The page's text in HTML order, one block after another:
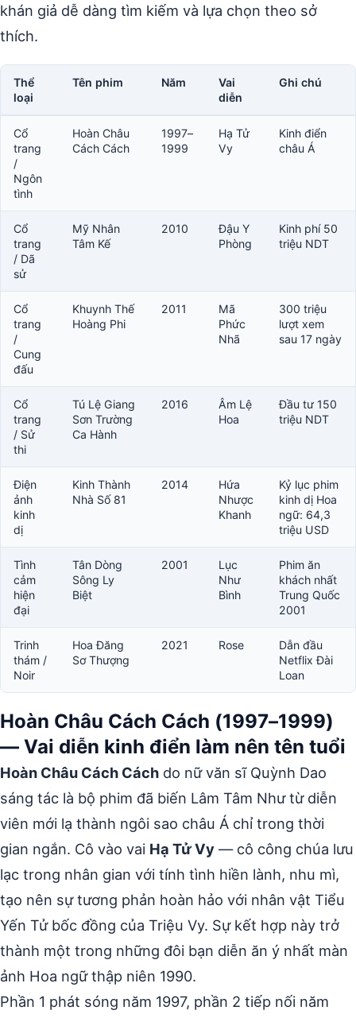
khán giả dễ dàng tìm kiếm và lựa chọn theo sở
thích.
Thể
loại
Tên phim Năm
Vai
diễn
Ghi chú
Cổ
trang
/
Ngôn
tình
Hoàn Châu
Cách Cách
1997–
1999
Hạ Tử
Vy
Kinh điển
châu Á
Cổ
trang
/ Dã
sử
Mỹ Nhân
Tâm Kế
2010
Đậu Y
Phòng
Kinh phí 50
triệu NDT
Cổ
trang
/
Cung
đấu
Khuynh Thế
Hoàng Phi
2011
Mã
Phức
Nhã
300 triệu
lượt xem
sau 17 ngày
Cổ
trang
/ Sử
thi
Tú Lệ Giang
Sơn Trường
Ca Hành
2016
Âm Lệ
Hoa
Đầu tư 150
triệu NDT
Điện
ảnh
kinh
dị
Kinh Thành
Nhà Số 81
2014
Hứa
Nhược
Khanh
Kỷ lục phim
kinh dị Hoa
ngữ: 64,3
triệu USD
Tình
cảm
hiện
đại
Tân Dòng
Sông Ly
Biệt
2001
Lục
Như
Bình
Phim ăn
khách nhất
Trung Quốc
2001
Trinh
thám /
Noir
Hoa Đăng
Sơ Thượng
2021 Rose
Dẫn đầu
Netflix Đài
Loan
Hoàn Châu Cách Cách (1997–1999)
— Vai diễn kinh điển làm nên tên tuổi
Hoàn Châu Cách Cách do nữ văn sĩ Quỳnh Dao
sáng tác là bộ phim đã biến Lâm Tâm Như từ diễn
viên mới lạ thành ngôi sao châu Á chỉ trong thời
gian ngắn. Cô vào vai Hạ Tử Vy — cô công chúa lưu
lạc trong nhân gian với tính tình hiền lành, nhu mì,
tạo nên sự tương phản hoàn hảo với nhân vật Tiểu
Yến Tử bốc đồng của Triệu Vy. Sự kết hợp này trở
thành một trong những đôi bạn diễn ăn ý nhất màn
ảnh Hoa ngữ thập niên 1990.
Phần 1 phát sóng năm 1997, phần 2 tiếp nối năm